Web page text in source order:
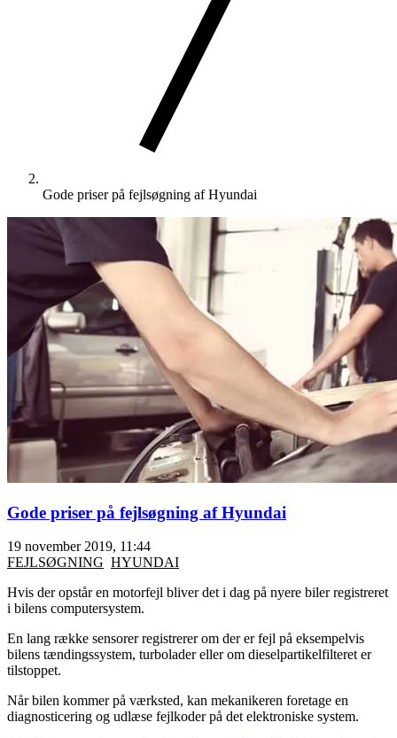
Gode priser på fejlsøgning af Hyundai
Gode priser på fejlsøgning af Hyundai
19 november 2019, 11:44
FEJLSØGNING HYUNDAI
Hvis der opstår en motorfejl bliver det i dag på nyere biler registreret
i bilens computersystem.
En lang række sensorer registrerer om der er fejl på eksempelvis
bilens tændingssystem, turbolader eller om dieselpartikelfilteret er
tilstoppet.
Når bilen kommer på værksted, kan mekanikeren foretage en
diagnosticering og udlæse fejlkoder på det elektroniske system.